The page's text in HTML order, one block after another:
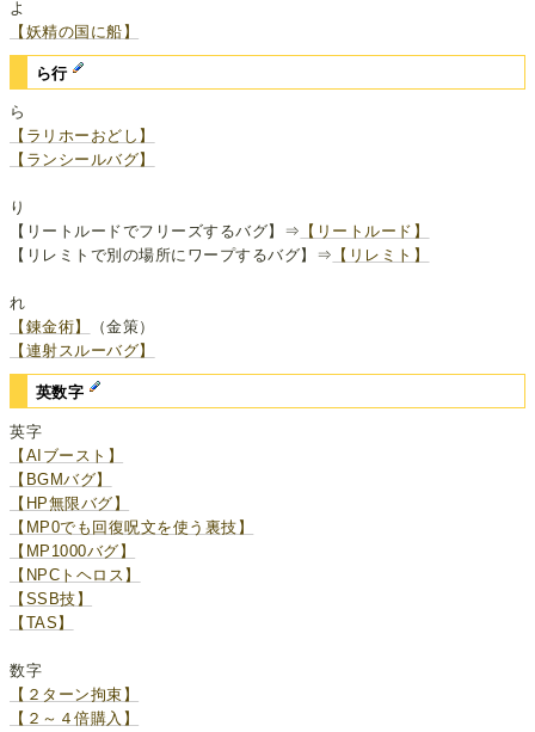
よ
【妖精の国に船】
ら行
ら
【ラリホーおどし】
【ランシールバグ】
り
【リートルードでフリーズするバグ】⇒ 【リートルード】
【リレミトで別の場所にワープするバグ】⇒ 【リレミト】
れ
【錬金術】
（金策）
【連射スルーバグ】
英数字
英字
【AIブースト】
【BGMバグ】
【HP無限バグ】
【MP0でも回復呪文を使う裏技】
【MP1000バグ】
【NPCトヘロス】
【SSB技】
【TAS】
数字
【２ターン拘束】
【２～４倍購入】